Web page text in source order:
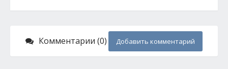
Комментарии (0) Добавить комментарий